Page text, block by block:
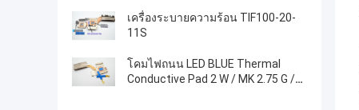
เครื่องระบายความร้อน TIF100-20-
11S
โคมไฟถนน LED BLUE Thermal
Conductive Pad 2 W / MK 2.75 G /